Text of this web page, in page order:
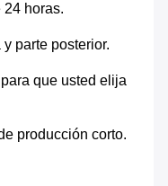
24 horas.
parte posterior.
que usted elija
producción corto.